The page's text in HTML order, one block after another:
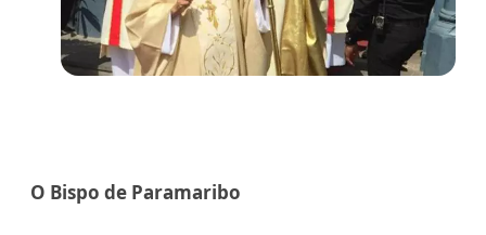
O Bispo de Paramaribo